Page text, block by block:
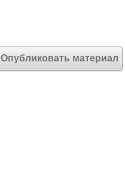
Опубликовать материал